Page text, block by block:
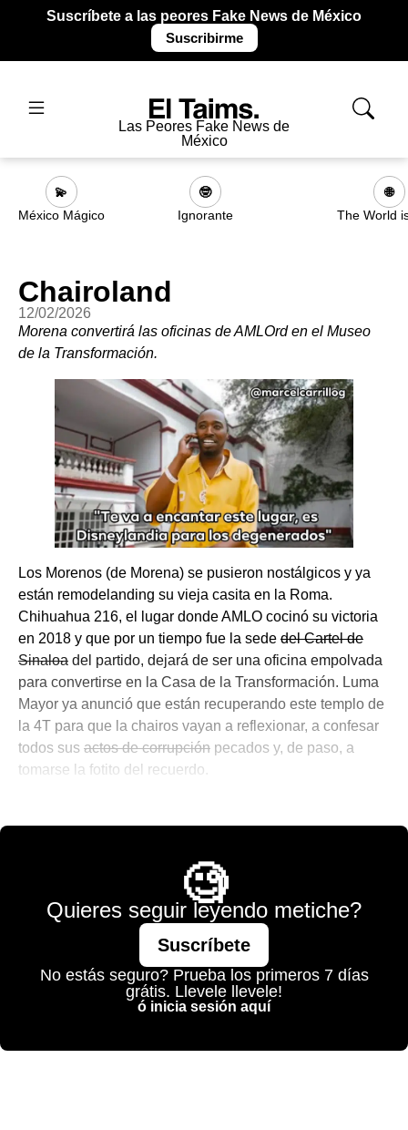
Suscríbete a las peores Fake News de México
Suscribirme
Las Peores Fake News de
México
💫
México Mágico
🤓
Ignorante
🌐
The World
Chairoland
12/02/2026
Morena convertirá las oficinas de AMLOrd en el Museo
de la Transformación.
Los Morenos (de Morena) se pusieron nostálgicos y ya
están remodelanding su vieja casita en la Roma.
Chihuahua 216, el lugar donde AMLO cocinó su victoria
en 2018 y que por un tiempo fue la sede del Cartel de
Sinaloa del partido, dejará de ser una oficina empolvada
para convertirse en la Casa de la Transformación. Luma
Mayor ya anunció que están recuperando este templo de
la 4T para que la chairos vayan a reflexionar, a confesar
todos sus actos de corrupción pecados y, de paso, a
tomarse la fotito del recuerdo.
🧐
Quieres seguir leyendo metiche?
Suscríbete
No estás seguro? Prueba los primeros 7 días
grátis. Llevele llevele!
ó inicia sesión aquí